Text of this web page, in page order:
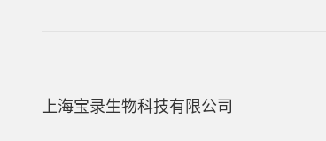
上海宝录生物科技有限公司